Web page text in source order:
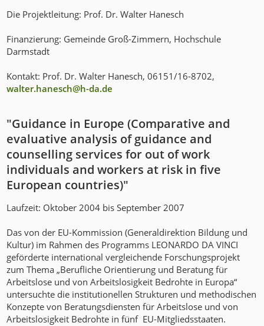
Die Projektleitung: Prof. Dr. Walter Hanesch
Finanzierung: Gemeinde Groß-Zimmern, Hochschule
Darmstadt
Kontakt: Prof. Dr. Walter Hanesch, 06151/16-8702,
walter.hanesch@h-da.de
"Guidance in Europe (Comparative and
evaluative analysis of guidance and
counselling services for out of work
individuals and workers at risk in five
European countries)"
Laufzeit: Oktober 2004 bis September 2007
Das von der EU-Kommission (Generaldirektion Bildung und
Kultur) im Rahmen des Programms LEONARDO DA VINCI
geförderte international vergleichende Forschungsprojekt
zum Thema „Berufliche Orientierung und Beratung für
Arbeitslose und von Arbeitslosigkeit Bedrohte in Europa“
untersuchte die institutionellen Strukturen und methodischen
Konzepte von Beratungsdiensten für Arbeitslose und von
Arbeitslosigkeit Bedrohte in fünf EU-Mitgliedsstaaten.